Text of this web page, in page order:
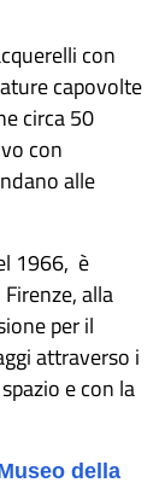
con
capovolte
circa 50
con
alle
1966, è
alla
per il
attraverso i
e con la
della